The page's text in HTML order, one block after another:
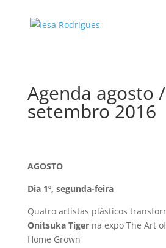
Agenda agosto /
setembro 2016
AGOSTO
Dia 1º, segunda-feira
Quatro artistas plásticos
Onitsuka Tigerna expo The Art
Home Grown